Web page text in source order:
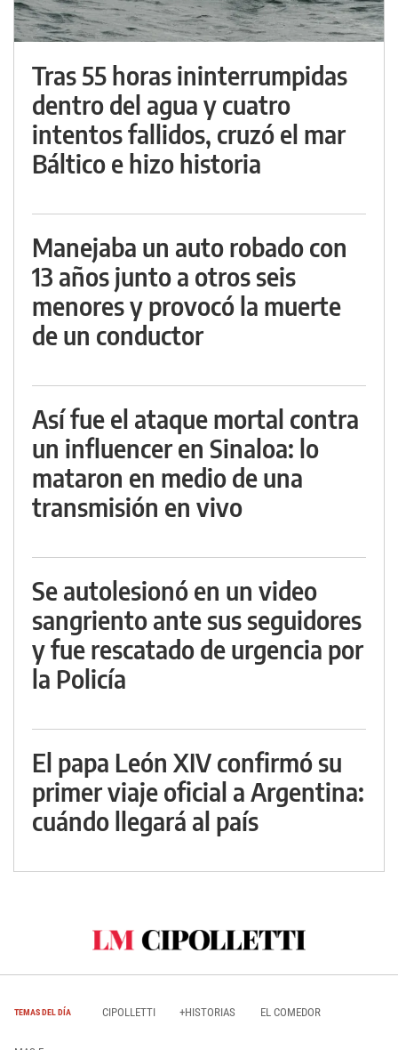
Tras 55 horas ininterrumpidas
dentro del agua y cuatro
intentos fallidos, cruzó el mar
Báltico e hizo historia
Manejaba un auto robado con
13 años junto a otros seis
menores y provocó la muerte
de un conductor
Así fue el ataque mortal contra
un influencer en Sinaloa: lo
mataron en medio de una
transmisión en vivo
Se autolesionó en un video
sangriento ante sus seguidores
y fue rescatado de urgencia por
la Policía
El papa León XIV confirmó su
primer viaje oficial a Argentina:
cuándo llegará al país
TEMAS DEL DÍA CIPOLLETTI +HISTORIAS EL COMEDOR